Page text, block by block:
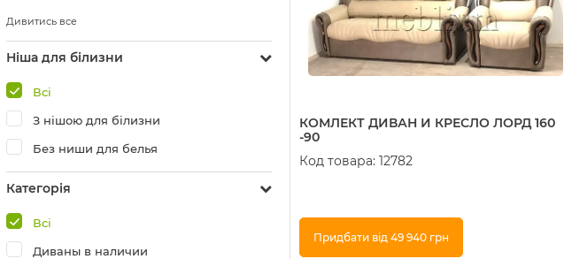
Дивитись все
Ніша для білизни
Всі
З нішою для білизни
Без ниши для белья
Категорія
Всі
Диваны в наличии
КОМЛЕКТ ДИВАН И КРЕСЛО ЛОРД 160
-90
Код товара: 12782
Придбати від 49 940 грн